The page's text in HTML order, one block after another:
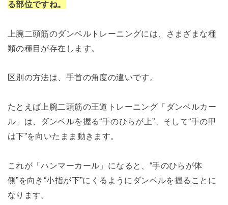
る部位ですね。
上腕二頭筋のダンベルトレーニングには、さまざまな種
類の種目が存在します。
区別の方法は、手首の角度の違いです。
たとえば上腕二頭筋の王道トレーニング「ダンベルカー
ル」は、ダンベルを握る“手のひらが上”、そして“手の甲
は下”を向いたまま動きます。
これが「ハンマーカール」になると、“手のひらが体
側”を向き“小指が下”にくるようにダンベルを握ることに
なります。